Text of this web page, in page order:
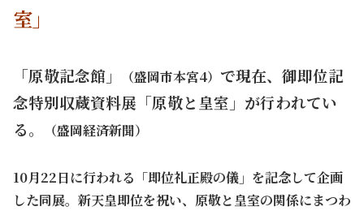
室」
「原敬記念館」 （盛岡市本宮4） で現在、御即位記
念特別収蔵資料展「原敬と皇室」が行われてい
る。
（盛岡経済新聞）
10月22日に行われる「即位礼正殿の儀」を記念して企画
した同展。新天皇即位を祝い、原敬と皇室の関係にまつわ